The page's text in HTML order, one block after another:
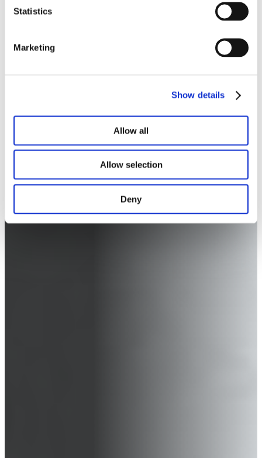
Statistics
Marketing
Show details
Allow all
Allow selection
Deny